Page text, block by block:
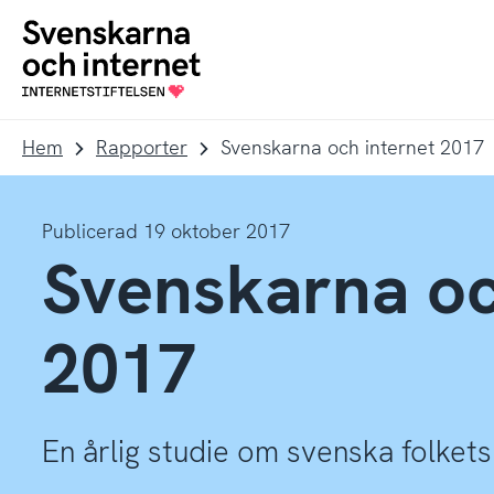
navigation
innehåll
To
startpage
Hem Rapporter Svenskarna och internet 2017
Publicerad 19 oktober 2017
Svenskarna
2017
En årlig studie om svenska